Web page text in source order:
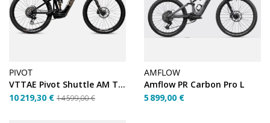
PIVOT
VTTAE Pivot Shuttle AM Team XX – Mojave – Taille XL
10 219,30 € 14 599,00 €
AMFLOW
Amflow PR Carbon Pro L
5 899,00 €